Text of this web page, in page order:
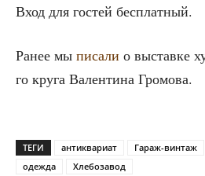
Вход для гостей бесплатный.
Ранее мы писа­ли о выстав­ке
го кру­га Вален­ти­на Громова.
ТЕГИ антиквариат Гараж-винтаж
одежда
Хлебозавод